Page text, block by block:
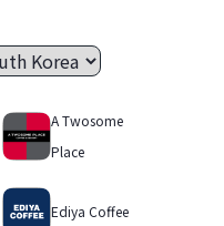
A Twosome
Place
Ediya Coffee